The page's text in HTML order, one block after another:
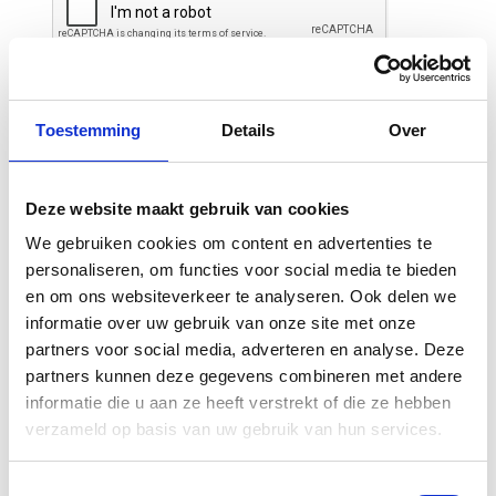
Toestemming Details Over
Deze website maakt gebruik van cookies
We gebruiken cookies om content en advertenties te
personaliseren, om functies voor social media te bieden
en om ons websiteverkeer te analyseren. Ook delen we
informatie over uw gebruik van onze site met onze
partners voor social media, adverteren en analyse. Deze
partners kunnen deze gegevens combineren met andere
informatie die u aan ze heeft verstrekt of die ze hebben
verzameld op basis van uw gebruik van hun services.
Gerelateerde
producten
-20%